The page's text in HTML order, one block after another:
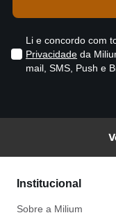
Li e concordo com
Privacidade da
mail, SMS, Push e
Institucional
Sobre a Milium